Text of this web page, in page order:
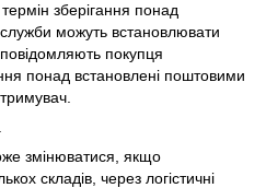
зберігання понад
можуть встановлювати
покупця
понад вcтановлені поштовими
змінюватися, якщо
складів, через логістичні